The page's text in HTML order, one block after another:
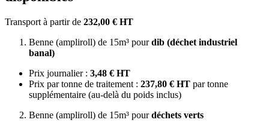
Transport à partir de 232,00 € HT
Benne (ampliroll) de 15m³ pourdib (déchet industriel
banal)
Prix journalier : 3,48 € HT
Prix par tonne de traitement : 237,80 € HT par tonne
supplémentaire (au-delà du poids inclus)
Benne (ampliroll) de 15m³ pourdéchets verts